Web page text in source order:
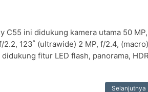
C55 ini didukung kamera utama 50 MP,
2.2, 123˚ (ultrawide) 2 MP, f/2.4, (macro)
fitur LED flash, panorama,
Selanjutnya